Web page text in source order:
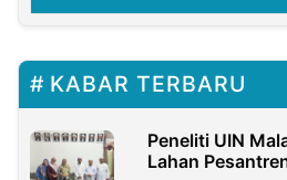
KABAR TERBARU
Peneliti UIN
Lahan